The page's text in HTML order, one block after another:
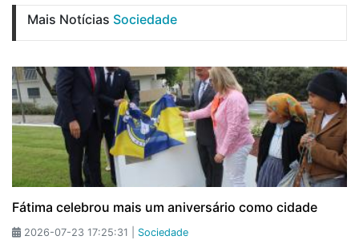
Mais Notícias Sociedade
Fátima celebrou mais um aniversário como cidade
2026-07-23 17:25:31 | Sociedade